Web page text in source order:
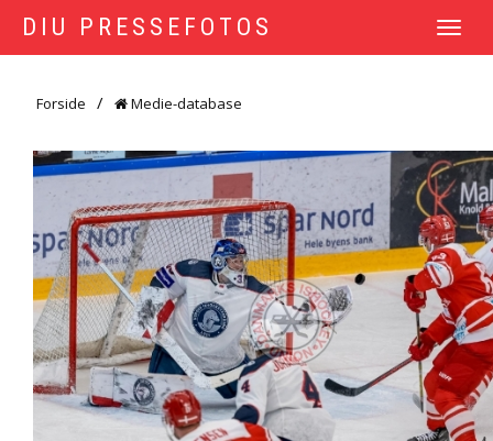
DIU PRESSEFOTOS
TOGGLE
Forside Medie-database